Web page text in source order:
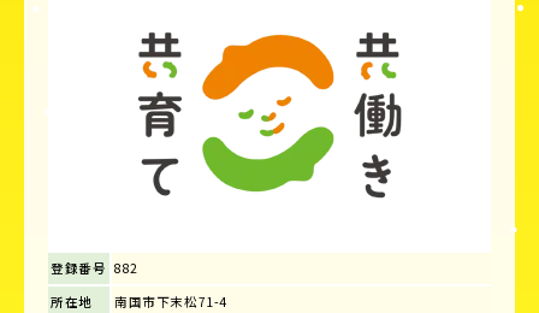
登録番号 882
所在地
南国市下末松71-4